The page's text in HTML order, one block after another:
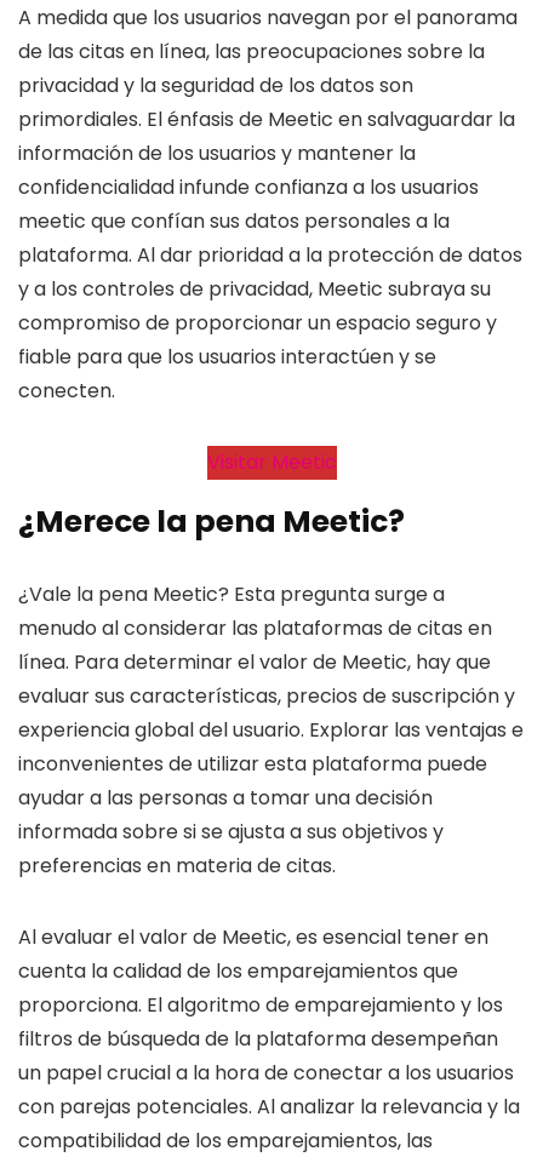
A medida que los usuarios navegan por el panorama
de las citas en línea, las preocupaciones sobre la
privacidad y la seguridad de los datos son
primordiales. El énfasis de Meetic en salvaguardar la
información de los usuarios y mantener la
confidencialidad infunde confianza a los usuarios
meetic que confían sus datos personales a la
plataforma. Al dar prioridad a la protección de datos
y a los controles de privacidad, Meetic subraya su
compromiso de proporcionar un espacio seguro y
fiable para que los usuarios interactúen y se
conecten.
Visitar Meetic
¿Merece la pena Meetic?
¿Vale la pena Meetic? Esta pregunta surge a
menudo al considerar las plataformas de citas en
línea. Para determinar el valor de Meetic, hay que
evaluar sus características, precios de suscripción y
experiencia global del usuario. Explorar las ventajas e
inconvenientes de utilizar esta plataforma puede
ayudar a las personas a tomar una decisión
informada sobre si se ajusta a sus objetivos y
preferencias en materia de citas.
Al evaluar el valor de Meetic, es esencial tener en
cuenta la calidad de los emparejamientos que
proporciona. El algoritmo de emparejamiento y los
filtros de búsqueda de la plataforma desempeñan
un papel crucial a la hora de conectar a los usuarios
con parejas potenciales. Al analizar la relevancia y la
compatibilidad de los emparejamientos, las